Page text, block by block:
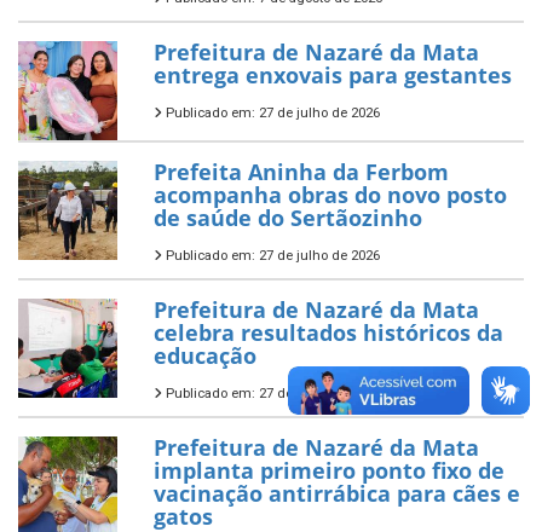
Prefeitura de Nazaré da Mata
entrega enxovais para gestantes
Publicado em: 27 de julho de 2026
Prefeita Aninha da Ferbom
acompanha obras do novo posto
de saúde do Sertãozinho
Publicado em: 27 de julho de 2026
Prefeitura de Nazaré da Mata
celebra resultados históricos da
educação
Publicado em: 27 de julho de 2026
Prefeitura de Nazaré da Mata
implanta primeiro ponto fixo de
vacinação antirrábica para cães e
gatos